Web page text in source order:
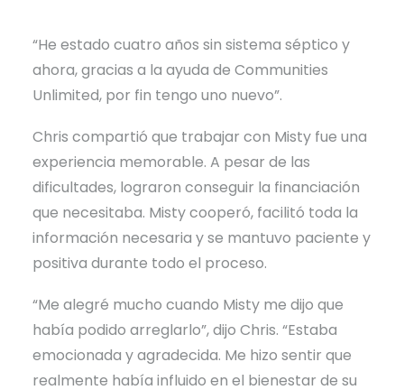
“He estado cuatro años sin sistema séptico y
ahora, gracias a la ayuda de Communities
Unlimited, por fin tengo uno nuevo”.
Chris compartió que trabajar con Misty fue una
experiencia memorable. A pesar de las
dificultades, lograron conseguir la financiación
que necesitaba. Misty cooperó, facilitó toda la
información necesaria y se mantuvo paciente y
positiva durante todo el proceso.
“Me alegré mucho cuando Misty me dijo que
había podido arreglarlo”, dijo Chris. “Estaba
emocionada y agradecida. Me hizo sentir que
realmente había influido en el bienestar de su